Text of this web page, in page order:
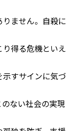
ません。自殺に
得る危機といえ
すサインに気づ
ない社会の実現